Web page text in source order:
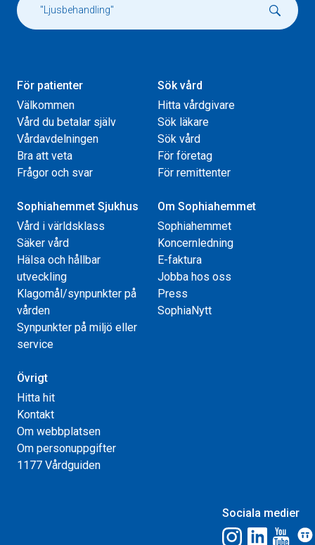
För patienter
Välkommen
Vård du betalar själv
Vårdavdelningen
Bra att veta
Frågor och svar
Sök vård
Hitta vårdgivare
Sök läkare
Sök vård
För företag
För remittenter
Sophiahemmet Sjukhus
Vård i världsklass
Säker vård
Hälsa och hållbar
utveckling
Klagomål/synpunkter på
vården
Synpunkter på miljö eller
service
Om Sophiahemmet
Sophiahemmet
Koncernledning
E-faktura
Jobba hos oss
Press
SophiaNytt
Övrigt
Hitta hit
Kontakt
Om webbplatsen
Om personuppgifter
1177 Vårdguiden
Sociala medier